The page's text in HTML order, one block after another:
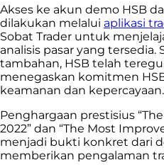
Akses ke akun demo HSB
dilakukan melalui aplikasi
Sobat Trader untuk
analisis pasar yang tersedia.
tambahan, HSB telah
menegaskan komitmen
keamanan dan kepercayaan.
Penghargaan prestisius
2022” dan “The Most
menjadi bukti konkret dari
memberikan pengalaman